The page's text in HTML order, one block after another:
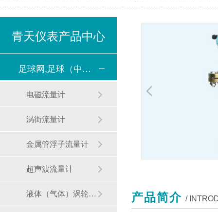
产品简介 /
青天仪表产品中心
足球网,足球（中国）
电磁流量计
涡街流量计
金属管浮子流量计
超声波流量计
液体（气体）涡轮流量计